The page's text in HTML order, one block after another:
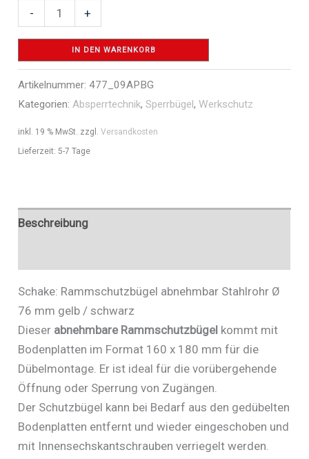
-
Rammschutzbügel
abnehmbar
Ø
76
mm
477_09APBG
+
IN DEN WARENKORB
Artikelnummer:477_09APBG
Kategorien:Absperrtechnik,Sperrbügel,Werkschutz
inkl. 19 % MwSt. zzgl.Versandkosten
Lieferzeit: 5-7 Tage
Beschreibung
Schake: Rammschutzbügel abnehmbar Stahlrohr Ø
76 mm gelb / schwarz
Dieser abnehmbare Rammschutzbügel kommt mit
Bodenplatten im Format 160 x 180 mm für die
Dübelmontage. Er ist ideal für die vorübergehende
Öffnung oder Sperrung von Zugängen.
Der Schutzbügel kann bei Bedarf aus den gedübelten
Bodenplatten entfernt und wieder eingeschoben und
mit Innensechskantschrauben verriegelt werden.